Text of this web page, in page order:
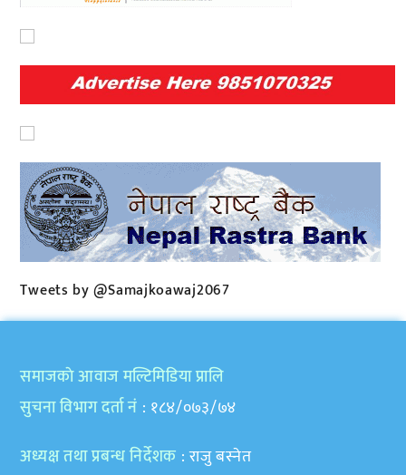
Tweets by @Samajkoawaj2067
समाजकाे आवाज मल्टिमिडिया प्रालि
सुचना विभाग दर्ता नं : १८४/०७३/७४
अध्यक्ष तथा प्रबन्ध निर्देशक : राजु बस्नेत